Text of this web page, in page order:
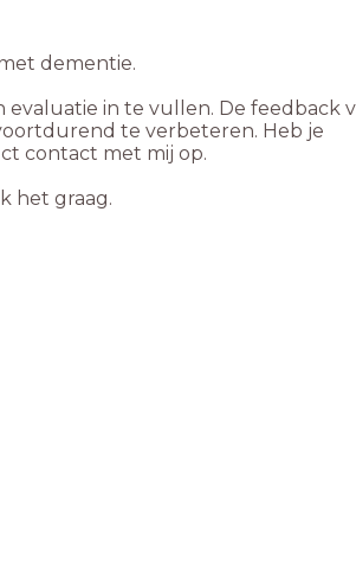
dementie.
in te vullen. De feedback
te verbeteren. Heb je
contact met mij op.
het graag.